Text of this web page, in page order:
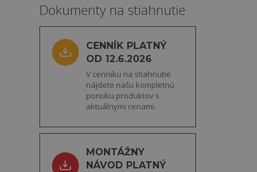
Dokumenty na stiahnutie
CENNÍK PLATNÝ
OD 12.6.2026
V cenníku na stiahnutie
nájdete našu kompletnú
ponuku produktov s
aktuálnymi cenami.
MONTÁŽNY
NÁVOD PLATNÝ